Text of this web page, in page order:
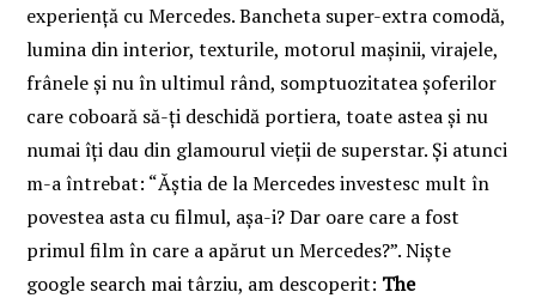
experiență cu Mercedes. Bancheta super-extra comodă,
lumina din interior, texturile, motorul mașinii, virajele,
frânele și nu în ultimul rând, somptuozitatea șoferilor
care coboară să-ți deschidă portiera, toate astea și nu
numai îți dau din glamourul vieții de superstar. Și atunci
m-a întrebat: “Ăștia de la Mercedes investesc mult în
povestea asta cu filmul, așa-i? Dar oare care a fost
primul film în care a apărut un Mercedes?”. Niște
google search mai târziu, am descoperit: The